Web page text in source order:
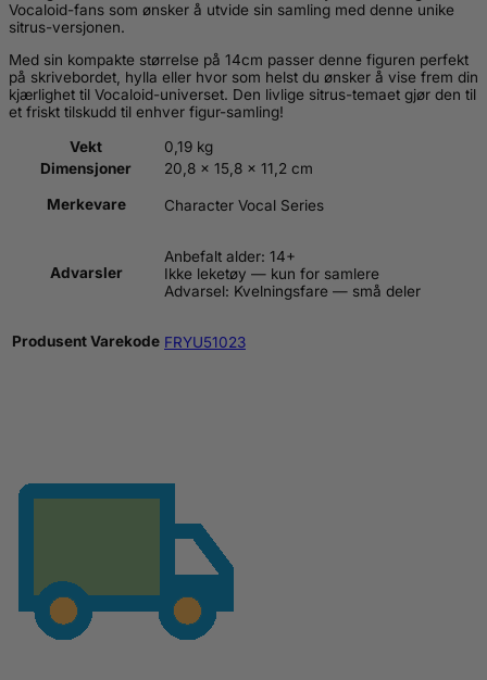
Vocaloid-fans som ønsker å utvide sin samling med denne unike
sitrus-versjonen.
Med sin kompakte størrelse på 14cm passer denne figuren perfekt
på skrivebordet, hylla eller hvor som helst du ønsker å vise frem din
kjærlighet til Vocaloid-universet. Den livlige sitrus-temaet gjør den til
et friskt tilskudd til enhver figur-samling!
Vekt
0,19 kg
Dimensjoner
20,8 × 15,8 × 11,2 cm
Merkevare Character Vocal Series
Advarsler
Anbefalt alder: 14+
Ikke leketøy — kun for samlere
Advarsel: Kvelningsfare — små deler
Produsent Varekode FRYU51023